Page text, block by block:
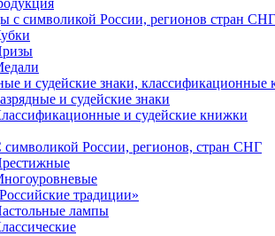
с символикой России, регионов стран СНГ
и судейские знаки, классификационные
и судейские знаки
и судейские книжки
символикой России, регионов, стран СНГ
традиции»
лампы